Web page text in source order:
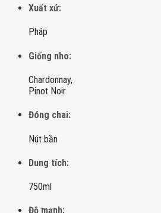
Xuất xứ:
Pháp
Giống nho:
Chardonnay,
Pinot Noir
Đóng chai:
Nút bần
Dung tích:
750ml
Độ mạnh: